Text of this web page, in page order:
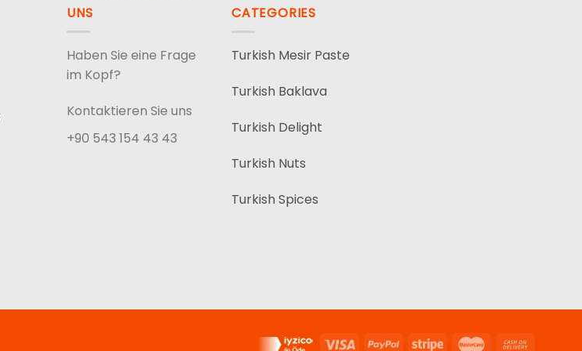
UNS
Haben Sie eine Frage
im Kopf?
Kontaktieren Sie uns
+90 543 154 43 43
CATEGORIES
Turkish Mesir Paste
Turkish Baklava
Turkish Delight
Turkish Nuts
Turkish Spices